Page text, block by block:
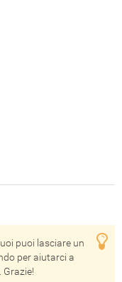
puoi lasciare un
per aiutarci a